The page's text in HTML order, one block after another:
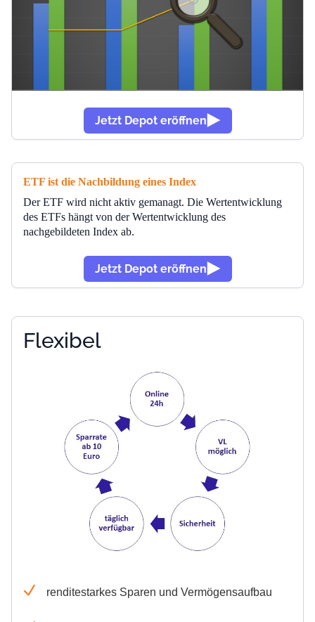
Jetzt Depot eröffnen
ETF ist die Nachbildung eines Index
Der ETF wird nicht aktiv gemanagt. Die Wertentwicklung
des ETFs hängt von der Wertentwicklung des
nachgebildeten Index ab.
Jetzt Depot eröffnen
Flexibel
renditestarkes Sparen und Vermögensaufbau